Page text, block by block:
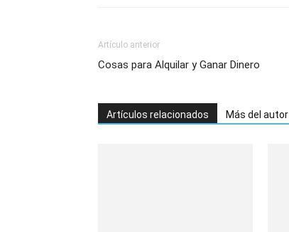
Artículo anterior
Cosas para Alquilar y Ganar Dinero
Artículos relacionados Más del autor